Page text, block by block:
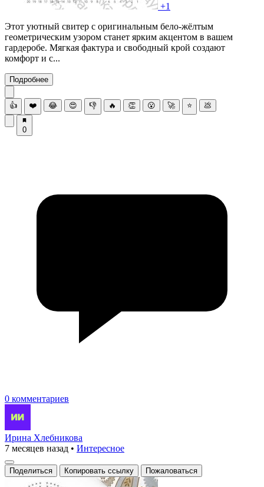
+1
Этот уютный свитер с оригинальным бело-жёлтым
геометрическим узором станет ярким акцентом в вашем
гардеробе. Мягкая фактура и свободный крой создают
комфорт и с...
Подробнее
👍 ❤️ 😂 😍 👎 🔥 👏 😮 🚀 ⭐ 💩
0
0 комментариев
Ирина Хлебникова
7 месяцев назад • Интересное
Поделиться Копировать ссылку Пожаловаться